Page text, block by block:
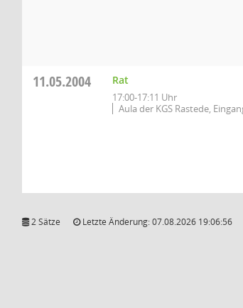
11.05.2004 Rat
17:00-17:11 Uhr
Aula der KGS Rastede,
2 Sätze Letzte Änderung: 07.08.2026 19:06:56